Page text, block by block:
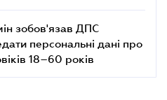
зобов'язав ДПС
персональні дані про
18–60 років